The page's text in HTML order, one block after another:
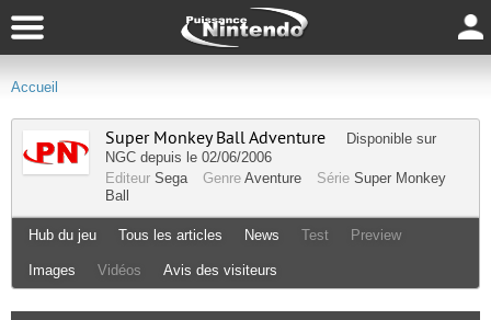
Accueil
Super Monkey Ball Adventure
Disponible sur
NGC depuis le 02/06/2006
Editeur Sega Genre Aventure Série Super Monkey
Ball
Hub du jeu Tous les articles News Test Preview
Images Vidéos Avis des visiteurs